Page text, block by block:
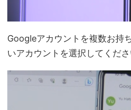
Googleアカウントを複数お持
いアカウントを選択してくださ